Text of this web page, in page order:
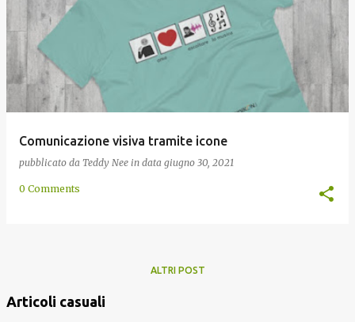
Comunicazione visiva tramite icone
pubblicato da Teddy Nee in data giugno 30, 2021
0 Comments
ALTRI POST
Articoli casuali